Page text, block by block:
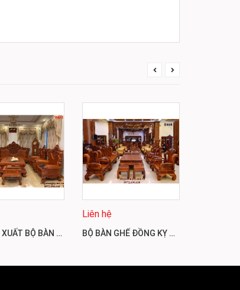
NƠI SẢN XUẤT BỘ BÀN GHẾ HOÀNG GIA GỖ GÕ ĐỎ UY TÍN NHẤT B432
Liên hệ
BỘ BÀN GHẾ ĐỒNG KỴ KIỂU DÁNG ĐẸP & SANG TRỌNG B440